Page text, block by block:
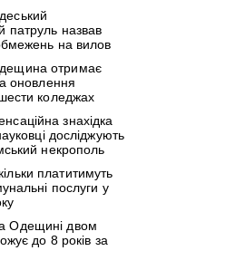
патруль назвав
на вилов
отримає
оновлення
коледжах
знахідка
досліджують
некрополь
платитимуть
послуги у
Одещині двом
до 8 років за